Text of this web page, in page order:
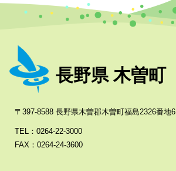
長野県 木曽町
〒397-8588 長野県木曽郡木曽町福島2326番地6
TEL：0264-22-3000
FAX：0264-24-3600